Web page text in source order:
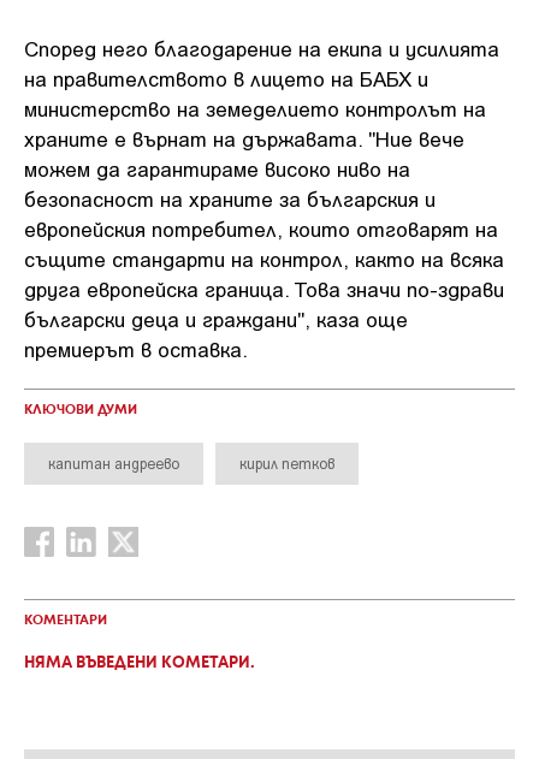
Според него благодарение на екипа и усилията
на правителството в лицето на БАБХ и
министерство на земеделието контролът на
храните е върнат на държавата. "Ние вече
можем да гарантираме високо ниво на
безопасност на храните за българския и
европейския потребител, които отговарят на
същите стандарти на контрол, както на всяка
друга европейска граница. Това значи по-здрави
български деца и граждани", каза още
премиерът в оставка.
КЛЮЧОВИ ДУМИ
капитан андреево кирил петков
КОМЕНТАРИ
НЯМА ВЪВЕДЕНИ КОМЕТАРИ.